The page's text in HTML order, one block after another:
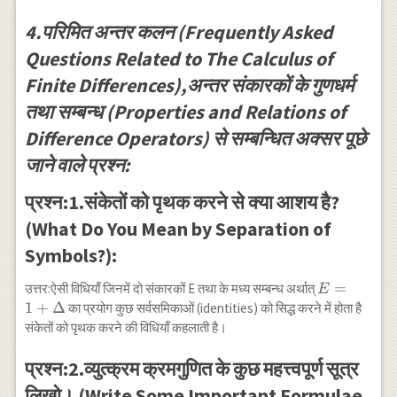
E^3+\cdots+x^{n-1}
E^{n-1} +x^n
E^n+\cdots-
x^n\left(1+x E+x^2
E^2+x^3 E^2 \ldots
\ldots \quad \right)
E^n\right] u_0 \\
=\left(1+x E+x^2 \cdot
E^2+x^3
E^3+\cdots+x^{n-1}
E^{n-1}\right) u_0
\\=u_0+x E u_0+x^2
u_0+1+x^{n-1} E^{n-1}
u_0 \\=u_0+x u_1+x^2
u_2+x^3 u_3+\cdots
+x^{n-1} u_{n-1} \\
=\sum_{r=0}^{n-1} u_r
x^2=\text{L.H.S.}
u_{x-1}+
{}^x C_2
\Delta^4
u_{x-
2}+\cdots
+\Delta^x
u_x
4.परिमित अन्तर कलन (Frequently Asked
Questions Related to The Calculus of
Finite Differences),अन्तर संकारकों के गुणधर्म
तथा सम्बन्ध (Properties and Relations of
Difference Operators) से सम्बन्धित अक्सर पूछे
जाने वाले प्रश्न:
प्रश्न:1.संकेतों को पृथक करने से क्या आशय है?
(What Do You Mean by Separation of
Symbols?):
उत्तर:ऐसी विधियाँ जिनमें दो संकारकों E तथा के मध्य सम्बन्ध अर्थात्E =
1 + Δ का प्रयोग कुछ सर्वसमिकाओं (identities) को सिद्ध करने में होता है
संकेतों को पृथक करने की विधियाँ कहलाती है।
प्रश्न:2.व्युत्क्रम क्रमगुणित के कुछ महत्त्वपूर्ण सूत्र